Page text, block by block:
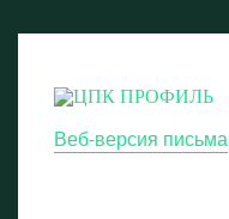
Веб-версия письма